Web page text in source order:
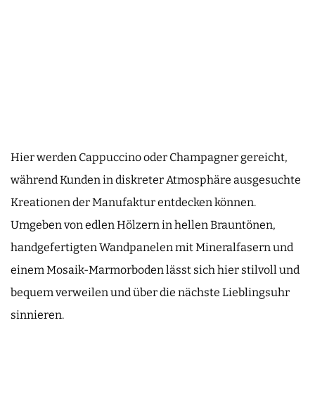
Hier werden Cappuccino oder Champagner gereicht,
während Kunden in diskreter Atmosphäre ausgesuchte
Kreationen der Manufaktur entdecken können.
Umgeben von edlen Hölzern in hellen Brauntönen,
handgefertigten Wandpanelen mit Mineralfasern und
einem Mosaik-Marmorboden lässt sich hier stilvoll und
bequem verweilen und über die nächste Lieblingsuhr
sinnieren.